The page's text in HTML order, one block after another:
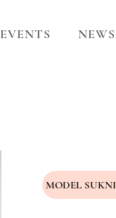
EVENTS NEWS
MODEL SUKNI